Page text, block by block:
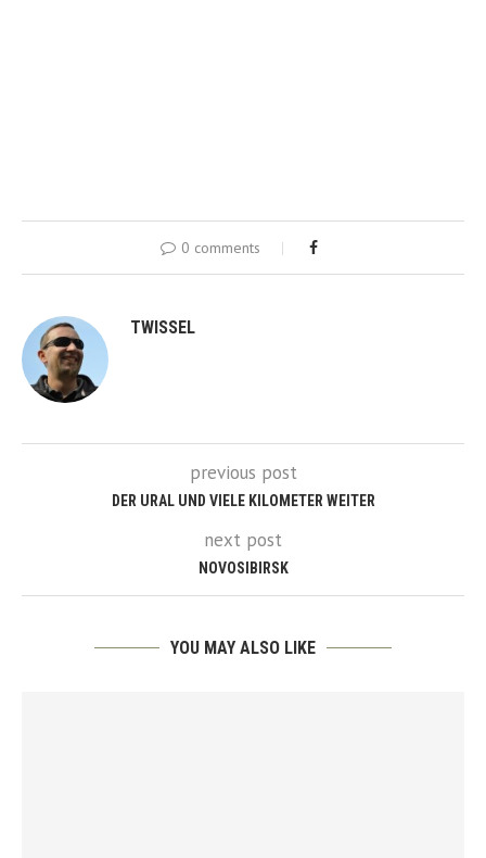
0 comments
TWISSEL
previous post
DER URAL UND VIELE KILOMETER WEITER
next post
NOVOSIBIRSK
YOU MAY ALSO LIKE